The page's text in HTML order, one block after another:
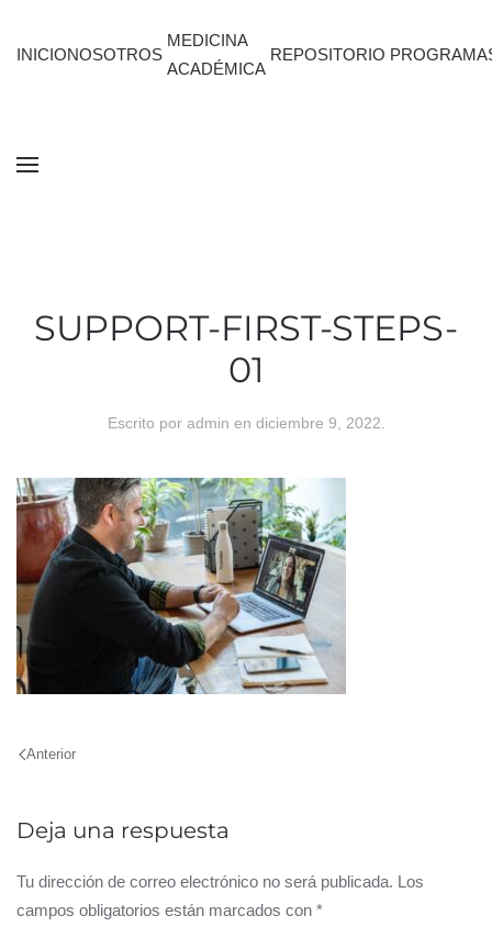
INICIONOSOTROS
MEDICINA
ACADÉMICA
REPOSITORIO
SUPPORT-FIRST-STEPS-
01
Escrito por admin en diciembre 9, 2022
Anterior
Deja una respuesta
Tu dirección de correo electrónico no será publicada. Los
campos obligatorios están marcados con *